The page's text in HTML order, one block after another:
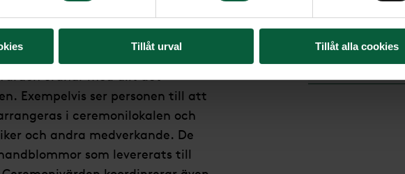
Tillåt urval Tillåt alla cookies
närvarande, ibland
ordnar med allt det
Exempelvis ser personen till att
i ceremonilokalen och
och andra medverkande. De
som levererats till